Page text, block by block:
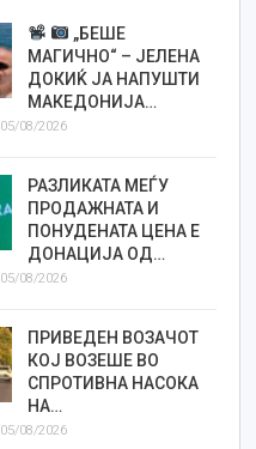
„БЕШЕ
МАГИЧНО“ – ЈЕЛЕНА
ДОКИЌ ЈА НАПУШТИ
МАКЕДОНИЈА…
05/08/2026
РАЗЛИКАТА МЕЃУ
ПРОДАЖНАТА И
ПОНУДЕНАТА ЦЕНА Е
ДОНАЦИЈА ОД…
05/08/2026
ПРИВЕДЕН ВОЗАЧОТ
КОЈ ВОЗЕШЕ ВО
СПРОТИВНА НАСОКА
НА…
05/08/2026